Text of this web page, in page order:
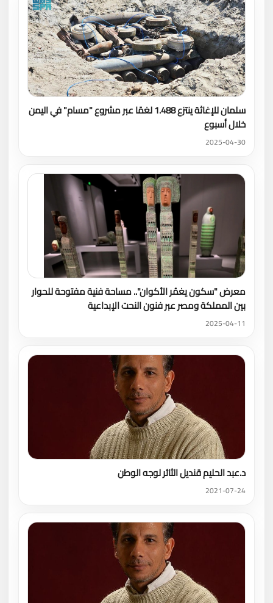
سلمان للإغاثة ينتزع 1.488 لغمًا عبر مشروع "مسام" في اليمن
خلال أسبوع
2025-04-30
معرض "سكون يغمُر الأكوان".. مساحة فنية مفتوحة للحوار
بين المملكة ومصر عبر فنون النحت الإبداعية
2025-04-11
د.عبد الحليم قنديل الثائر لوجه الوطن
2021-07-24